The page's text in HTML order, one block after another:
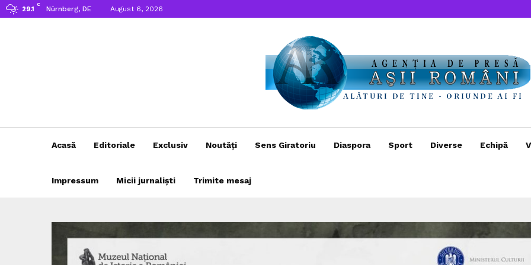
29.1
C
Nürnberg, DE August 6, 2026
Acasă Editoriale Exclusiv Noutăți Sens Giratoriu Diaspora Sport Diverse Echipă
Impressum Micii jurnaliști Trimite mesaj